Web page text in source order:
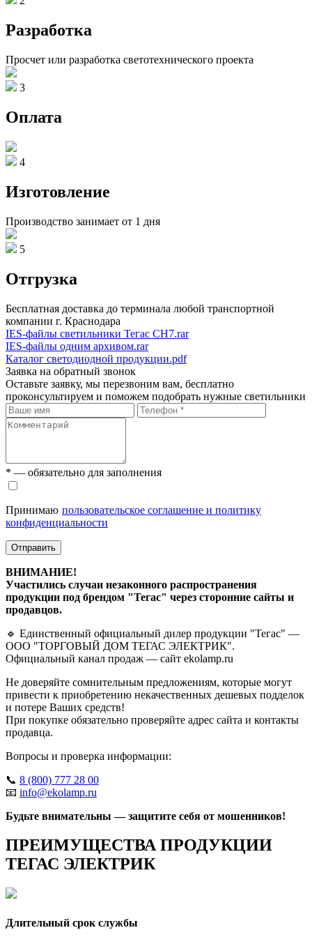
Разработка
Просчет или разработка светотехнического проекта
3
Оплата
4
Изготовление
Производство занимает от 1 дня
5
Отгрузка
Бесплатная доставка до терминала любой транспортной
компании г. Краснодара
IES-файлы светильники Тегас СН7.rar
IES-файлы одним архивом.rar
Каталог светодиодной продукции.pdf
Заявка на обратный звонок
Оставьте заявку, мы перезвоним вам, бесплатно
проконсультируем и поможем подобрать нужные светильники
* — обязательно для заполнения
Принимаю пользовательское соглашение и политику
конфиденциальности
Отправить
ВНИМАНИЕ!
Участились случаи незаконного распространения
продукции под брендом "Тегас" через сторонние сайты и
продавцов.
🔹 Единственный официальный дилер продукции "Тегас" —
ООО "ТОРГОВЫЙ ДОМ ТЕГАС ЭЛЕКТРИК".
Официальный канал продаж — сайт ekolamp.ru
Не доверяйте сомнительным предложениям, которые могут
привести к приобретению некачественных дешевых подделок
и потере Ваших средств!
При покупке обязательно проверяйте адрес сайта и контакты
продавца.
Вопросы и проверка информации:
📞 8 (800) 777 28 00
📧 info@ekolamp.ru
Будьте внимательны — защитите себя от мошенников!
ПРЕИМУЩЕСТВА ПРОДУКЦИИ
ТЕГАС ЭЛЕКТРИК
Длительный срок службы